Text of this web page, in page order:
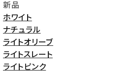
新品
ホワイト
ナチュラル
ライトオリーブ
ライトスレート
ライトピンク